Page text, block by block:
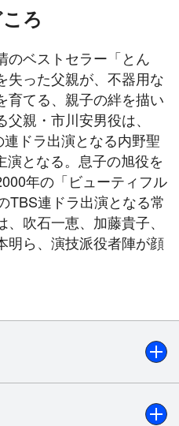
ろ
のベストセラー「とん
失った父親が、不器用な
育てる、親子の絆を描い
親・市川安男役は、
連ドラ出演となる内野聖
演となる。息子の旭役を
年の「ビューティフル
TBS連ドラ出演となる常
吹石一恵、加藤貴子、
明ら、演技派役者陣が顔